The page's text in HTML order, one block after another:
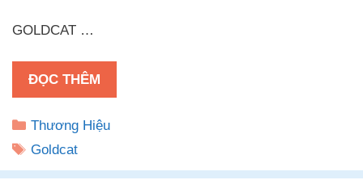
GOLDCAT …
ĐỌC THÊM
Danh
mục
Thương Hiệu
Thẻ
Goldcat